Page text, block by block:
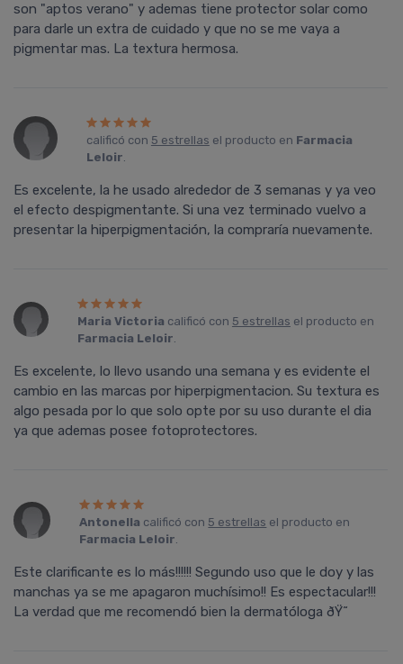
son "aptos verano" y ademas tiene protector solar como
para darle un extra de cuidado y que no se me vaya a
pigmentar mas. La textura hermosa.
calificó con 5 estrellas el producto en Farmacia
Leloir.
Es excelente, la he usado alrededor de 3 semanas y ya veo
el efecto despigmentante. Si una vez terminado vuelvo a
presentar la hiperpigmentación, la comprarí­a nuevamente.
Maria Victoria calificó con 5 estrellas el producto en
Farmacia Leloir.
Es excelente, lo llevo usando una semana y es evidente el
cambio en las marcas por hiperpigmentacion. Su textura es
algo pesada por lo que solo opte por su uso durante el dia
ya que ademas posee fotoprotectores.
Antonella calificó con 5 estrellas el producto en
Farmacia Leloir.
Este clarificante es lo más!!!!!! Segundo uso que le doy y las
manchas ya se me apagaron muchí­simo!! Es espectacular!!!
La verdad que me recomendó bien la dermatóloga ðŸ˜